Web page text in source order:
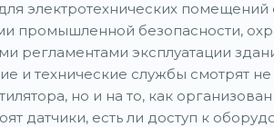
электротехнических помещений
промышленной безопасности,
регламентами эксплуатации
и технические службы смотрят не
но и на то, как
датчики, есть ли доступ к